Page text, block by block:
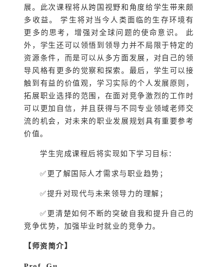
展。此次课程将从跨国视野和角度给学生带来颇
多收益。 学生将对当今人类面临的生存环境有
更多的思考，增强对全球问题的使命意识。 此
外，学生还可以领悟到领导力并不局限于特定的
资源条件，而是可以从多方面发展，对自己的领
导风格有更多的觉察和探索。最后，学生可以接
触到有益的价值观，学习实际的个人发展原则，
拓展职业选择的范围，在面对竞争激烈的工作时
可以更加自信，并且获得与不同专业领域老师交
流的机会，对未来的职业发展规划具有重要参考
价值。
学生完成课程后将实现如下学习目标：
✅更了解国际人才需求与职业趋势；
✅提升对现代与未来领导力的理解；
✅更清楚如何不断的突破自我和提升自己的
竞争优势，加强毕业时就业的竞争力。
【师资简介】